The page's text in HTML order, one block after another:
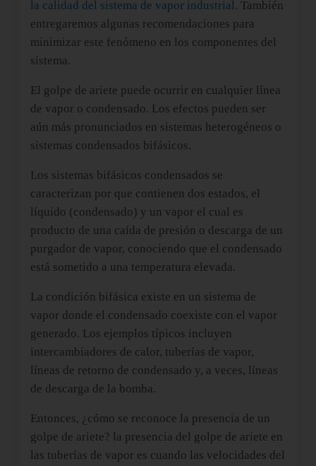
la calidad del sistema de vapor industrial. También
entregaremos algunas recomendaciones para
minimizar este fenómeno en los componentes del
sistema.
El golpe de ariete puede ocurrir en cualquier línea
de vapor o condensado. Los efectos pueden ser
aún más pronunciados en sistemas heterogéneos o
sistemas condensados ​​bifásicos.
Los sistemas bifásicos condensados se
caracterizan por que contienen dos estados, el
líquido (condensado) y un vapor el cual es
producto de una caída de presión o descarga de un
purgador de vapor, conociendo que el condensado
está sometido a una temperatura elevada.
La condición bifásica existe en un sistema de
vapor donde el condensado coexiste con el vapor
generado. Los ejemplos típicos incluyen
intercambiadores de calor, tuberías de vapor,
líneas de retorno de condensado y, a veces, líneas
de descarga de la bomba.
Entonces, ¿cómo se reconoce la presencia de un
golpe de ariete? la presencia del golpe de ariete en
las tuberías de vapor es cuando las velocidades del